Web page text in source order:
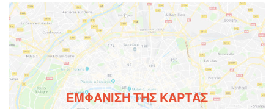
ΕΜΦΆΝΙΣΗ ΤΗΣ ΚΆΡΤΑΣ